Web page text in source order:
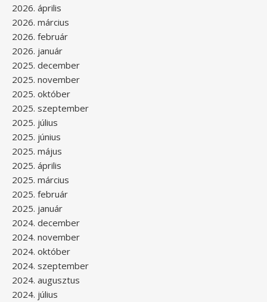
2026. április
2026. március
2026. február
2026. január
2025. december
2025. november
2025. október
2025. szeptember
2025. július
2025. június
2025. május
2025. április
2025. március
2025. február
2025. január
2024. december
2024. november
2024. október
2024. szeptember
2024. augusztus
2024. július